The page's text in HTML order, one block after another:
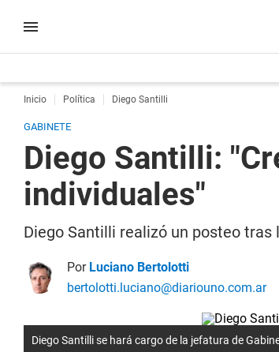
Inicio Política Diego Santilli
GABINETE
Diego Santilli:
individuales"
Diego Santilli realizó un posteo
Por Luciano Bertolotti
bertolotti.luciano@diariouno.com.ar
Diego Santilli se hará cargo de la jefatura de